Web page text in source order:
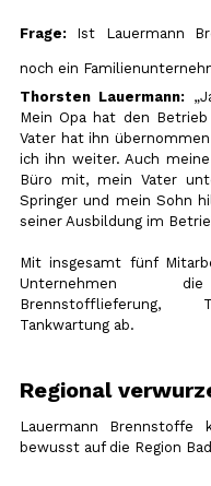
Frage: Ist Lauermann
noch ein
Thorsten Lauermann:
Mein Opa hat den
Vater hat ihn
ich ihn weiter. Auch
Büro mit, mein Vater
Springer und mein Sohn
seiner Ausbildung im
Mit insgesamt fünf
Unternehmen
Brennstofflieferung,
Tankwartung ab.
Regional
Lauermann Brennstoffe
bewusst auf die Region